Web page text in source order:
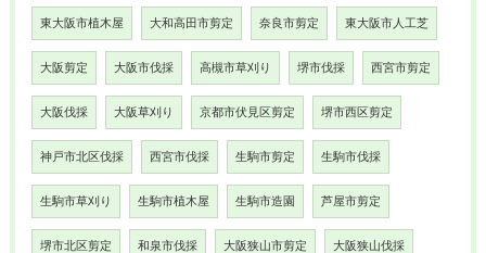
東大阪市植木屋 大和高田市剪定 奈良市剪定 東大阪市人工芝
大阪剪定 大阪市伐採 高槻市草刈り 堺市伐採 西宮市剪定
大阪伐採 大阪草刈り 京都市伏見区剪定 堺市西区剪定
神戸市北区伐採 西宮市伐採 生駒市剪定 生駒市伐採
生駒市草刈り 生駒市植木屋 生駒市造園 芦屋市剪定
堺市北区剪定 和泉市伐採 大阪狭山市剪定 大阪狭山伐採